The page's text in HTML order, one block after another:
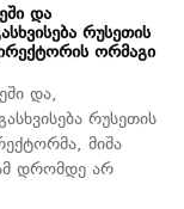
და
რუსეთის
ორმაგი
და,
რუსეთის
მიშა
დრომდე არ